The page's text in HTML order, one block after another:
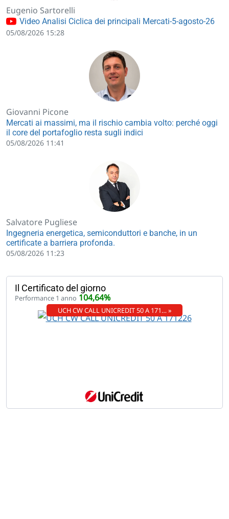
Eugenio Sartorelli
Video Analisi Ciclica dei principali Mercati-5-agosto-26
05/08/2026 15:28
Giovanni Picone
Mercati ai massimi, ma il rischio cambia volto: perché oggi
il core del portafoglio resta sugli indici
05/08/2026 11:41
Salvatore Pugliese
Ingegneria energetica, semiconduttori e banche, in un
certificate a barriera profonda.
05/08/2026 11:23
Il Certificato del giorno
Performance 1 anno 104,64%
UCH CW CALL UNICREDIT 50 A 171… »